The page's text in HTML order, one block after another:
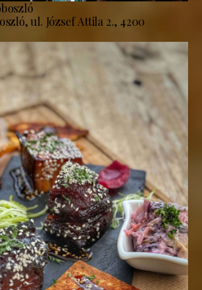
ul. József Attila 2., 4200